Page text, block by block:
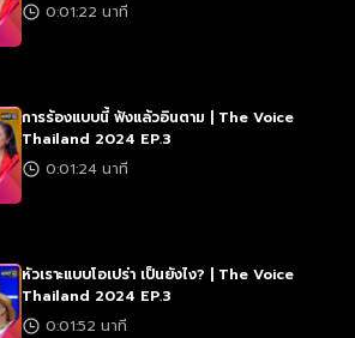
0:01:22 นาที
การร้องแบบนี้ ฟังแล้วอินตาม | The Voice
Thailand 2024 EP.3
0:01:24 นาที
หัวเราะแบบโอเปร่า เป็นยังไง? | The Voice
Thailand 2024 EP.3
0:01:52 นาที